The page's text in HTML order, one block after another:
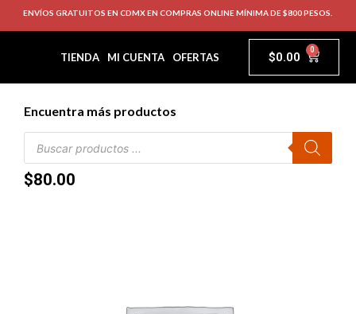
ENVÍOS GRATUITOS EN CDMX EN COMPRAS ONLINE MÍNIMA DE $800 PESOS.
TIENDA MI CUENTA OFERTAS $0.00 0
Encuentra más productos
$80.00